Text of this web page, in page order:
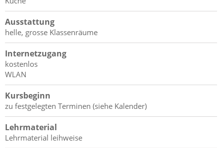
Ausstattung
helle, grosse Klassenräume
Internetzugang
kostenlos
WLAN
Kursbeginn
zu festgelegten Terminen (siehe Kalender)
Lehrmaterial
Lehrmaterial leihweise